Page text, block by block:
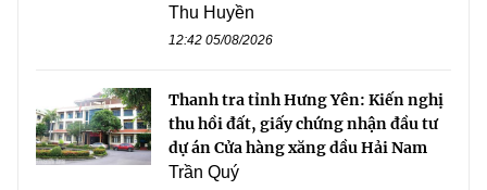
Thu Huyền
12:42 05/08/2026
Thanh tra tỉnh Hưng Yên: Kiến nghị
thu hồi đất, giấy chứng nhận đầu tư
dự án Cửa hàng xăng dầu Hải Nam
Trần Quý